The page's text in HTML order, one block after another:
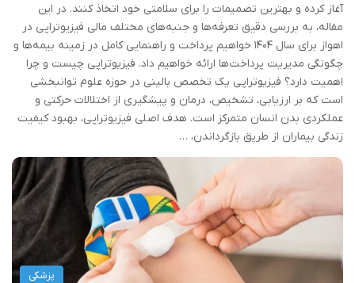
آغاز کرده و بهترین تصمیمات را برای سلامتی خود اتخاذ کنند. در این
مقاله، به بررسی دقیق تعرفه‌ها و جنبه‌های مختلف مالی فیزیوتراپی در
اهواز برای سال ۱۴۰۴ خواهیم پرداخت و راهنمایی کامل در زمینه بیمه‌ها و
چگونگی مدیریت پرداخت‌ها ارائه خواهیم داد. فیزیوتراپی چیست و چرا
اهمیت دارد؟ فیزیوتراپی یک تخصص بالینی در حوزه علوم توانبخشی
است که بر ارزیابی، تشخیص، درمان و پیشگیری از اختلالات حرکتی و
عملکردی بدن انسان متمرکز است. هدف اصلی فیزیوتراپی، بهبود کیفیت
زندگی بیماران از طریق بازگرداندن، …
پزشکی